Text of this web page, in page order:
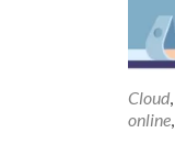
Cloud,
online,